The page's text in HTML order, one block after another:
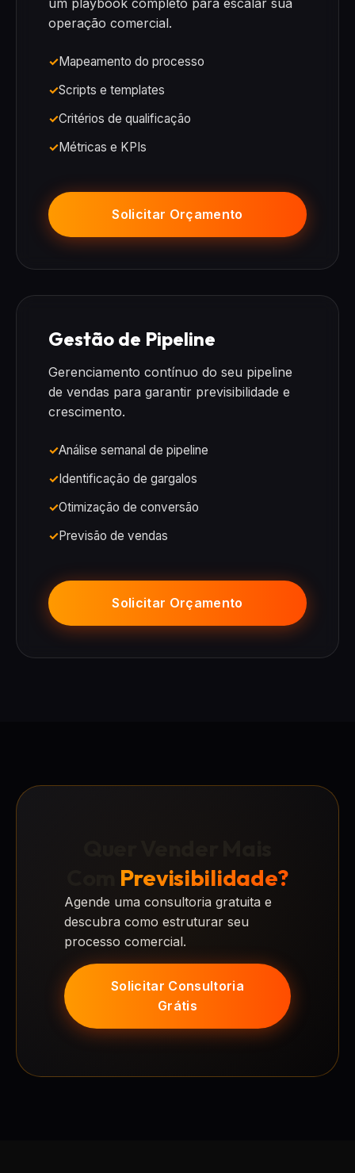
um playbook completo para escalar sua
operação comercial.
Mapeamento do processo
Scripts e templates
Critérios de qualificação
Métricas e KPIs
Solicitar Orçamento
Gestão de Pipeline
Gerenciamento contínuo do seu pipeline
de vendas para garantir previsibilidade e
crescimento.
Análise semanal de pipeline
Identificação de gargalos
Otimização de conversão
Previsão de vendas
Solicitar Orçamento
Previsibilidade?
Agende uma consultoria gratuita e
descubra como estruturar seu
processo comercial.
Solicitar Consultoria
Grátis